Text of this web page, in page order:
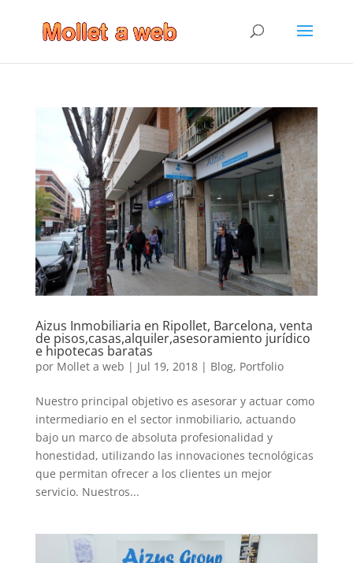
Aizus Inmobiliaria en Ripollet, Barcelona, venta
de pisos,casas,alquiler,asesoramiento jurídico
e hipotecas baratas
por Mollet a web | Jul 19, 2018| Blog, Portfolio
Nuestro principal objetivo es asesorar y actuar como
intermediario en el sector inmobiliario, actuando
bajo un marco de absoluta profesionalidad y
honestidad, utilizando las innovaciones tecnológicas
que permitan ofrecer a los clientes un mejor
servicio. Nuestros...